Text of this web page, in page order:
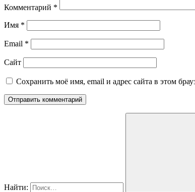
Комментарий *
Имя *
Email *
Сайт
Сохранить моё имя, email и адрес сайта в этом
Найти: